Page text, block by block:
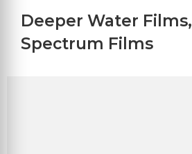
Deeper Water Films,
Spectrum Films